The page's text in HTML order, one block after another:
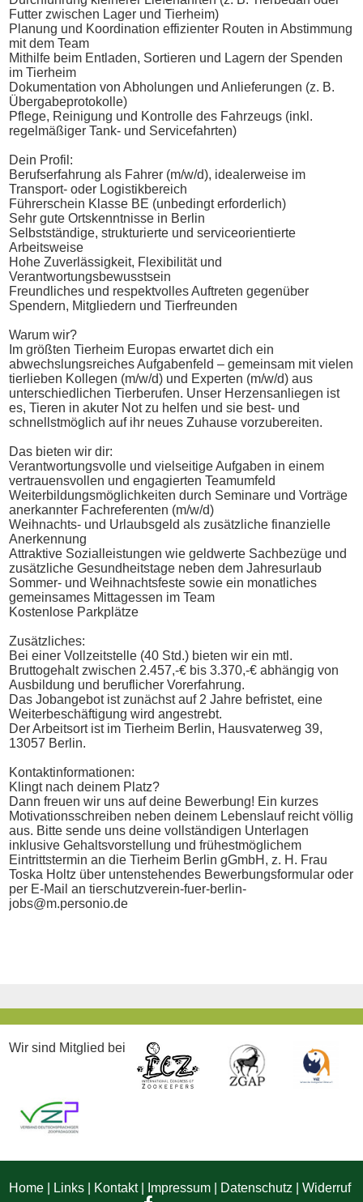
Futter zwischen Lager und Tierheim)
Planung und Koordination effizienter Routen in Abstimmung
mit dem Team
Mithilfe beim Entladen, Sortieren und Lagern der Spenden
im Tierheim
Dokumentation von Abholungen und Anlieferungen (z. B.
Übergabeprotokolle)
Pflege, Reinigung und Kontrolle des Fahrzeugs (inkl.
regelmäßiger Tank- und Servicefahrten)
Dein Profil:
Berufserfahrung als Fahrer (m/w/d), idealerweise im
Transport- oder Logistikbereich
Führerschein Klasse BE (unbedingt erforderlich)
Sehr gute Ortskenntnisse in Berlin
Selbstständige, strukturierte und serviceorientierte
Arbeitsweise
Hohe Zuverlässigkeit, Flexibilität und
Verantwortungsbewusstsein
Freundliches und respektvolles Auftreten gegenüber
Spendern, Mitgliedern und Tierfreunden
Warum wir?
Im größten Tierheim Europas erwartet dich ein
abwechslungsreiches Aufgabenfeld – gemeinsam mit vielen
tierlieben Kollegen (m/w/d) und Experten (m/w/d) aus
unterschiedlichen Tierberufen. Unser Herzensanliegen ist
es, Tieren in akuter Not zu helfen und sie best- und
schnellstmöglich auf ihr neues Zuhause vorzubereiten.
Das bieten wir dir:
Verantwortungsvolle und vielseitige Aufgaben in einem
vertrauensvollen und engagierten Teamumfeld
Weiterbildungsmöglichkeiten durch Seminare und Vorträge
anerkannter Fachreferenten (m/w/d)
Weihnachts- und Urlaubsgeld als zusätzliche finanzielle
Anerkennung
Attraktive Sozialleistungen wie geldwerte Sachbezüge und
zusätzliche Gesundheitstage neben dem Jahresurlaub
Sommer- und Weihnachtsfeste sowie ein monatliches
gemeinsames Mittagessen im Team
Kostenlose Parkplätze
Zusätzliches:
Bei einer Vollzeitstelle (40 Std.) bieten wir ein mtl.
Bruttogehalt zwischen 2.457,-€ bis 3.370,-€ abhängig von
Ausbildung und beruflicher Vorerfahrung.
Das Jobangebot ist zunächst auf 2 Jahre befristet, eine
Weiterbeschäftigung wird angestrebt.
Der Arbeitsort ist im Tierheim Berlin, Hausvaterweg 39,
13057 Berlin.
Kontaktinformationen:
Klingt nach deinem Platz?
Dann freuen wir uns auf deine Bewerbung! Ein kurzes
Motivationsschreiben neben deinem Lebenslauf reicht völlig
aus. Bitte sende uns deine vollständigen Unterlagen
inklusive Gehaltsvorstellung und frühestmöglichem
Eintrittstermin an die Tierheim Berlin gGmbH, z. H. Frau
Toska Holtz über untenstehendes Bewerbungsformular oder
per E-Mail an tierschutzverein-fuer-berlin-
jobs@m.personio.de
Wir sind Mitglied bei
Home Links Kontakt| Impressum Datenschutz |Widerruf